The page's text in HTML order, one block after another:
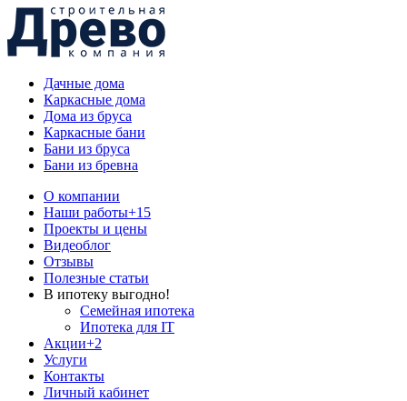
Дачные дома
Каркасные дома
Дома из бруса
Каркасные бани
Бани из бруса
Бани из бревна
О компании
Наши работы+15
Проекты и цены
Видеоблог
Отзывы
Полезные статьи
В ипотеку выгодно!
Семейная ипотека
Ипотека для IT
Акции+2
Услуги
Контакты
Личный кабинет